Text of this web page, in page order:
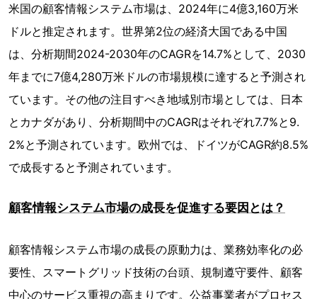
米国の顧客情報システム市場は、2024年に4億3,160万米
ドルと推定されます。世界第2位の経済大国である中国
は、分析期間2024-2030年のCAGRを14.7%として、2030
年までに7億4,280万米ドルの市場規模に達すると予測され
ています。その他の注目すべき地域別市場としては、日本
とカナダがあり、分析期間中のCAGRはそれぞれ7.7%と9.
2%と予測されています。欧州では、ドイツがCAGR約8.5%
で成長すると予測されています。
顧客情報システム市場の成長を促進する要因とは？
顧客情報システム市場の成長の原動力は、業務効率化の必
要性、スマートグリッド技術の台頭、規制遵守要件、顧客
中心のサービス重視の高まりです。公益事業者がプロセス